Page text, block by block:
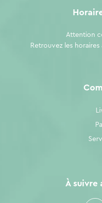
À suivre
Attention
Retrouvez les